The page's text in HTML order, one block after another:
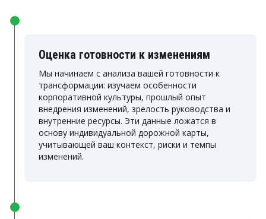
Оценка готовности к изменениям
Мы начинаем с анализа вашей готовности к
трансформации: изучаем особенности
корпоративной культуры, прошлый опыт
внедрения изменений, зрелость руководства и
внутренние ресурсы. Эти данные ложатся в
основу индивидуальной дорожной карты,
учитывающей ваш контекст, риски и темпы
изменений.